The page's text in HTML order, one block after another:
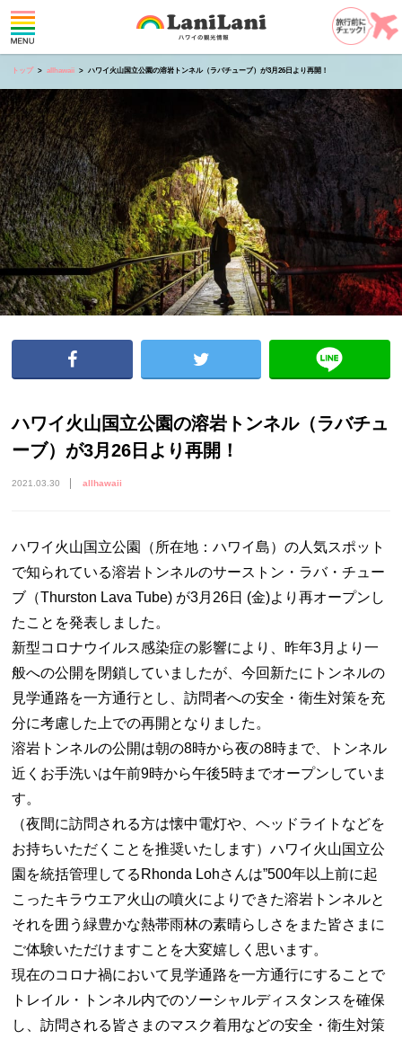
トップ allhawaii ハワイ火山国立公園の溶岩トンネル（ラバチューブ）が3月26日より再開！
ハワイ火山国立公園の溶岩トンネル（ラバチュ
ーブ）が3月26日より再開！
2021.03.30 allhawaii
ハワイ火山国立公園（所在地：ハワイ島）の人気スポット
で知られている溶岩トンネルのサーストン・ラバ・チュー
ブ（Thurston Lava Tube) が3月26日 (金)より再オープンし
たことを発表しました。
新型コロナウイルス感染症の影響により、昨年3月より一
般への公開を閉鎖していましたが、今回新たにトンネルの
見学通路を一方通行とし、訪問者への安全・衛生対策を充
分に考慮した上での再開となりました。
溶岩トンネルの公開は朝の8時から夜の8時まで、トンネル
近くお手洗いは午前9時から午後5時までオープンしていま
す。
（夜間に訪問される方は懐中電灯や、ヘッドライトなどを
お持ちいただくことを推奨いたします）ハワイ火山国立公
園を統括管理してるRhonda Lohさんは”500年以上前に起
こったキラウエア火山の噴火によりできた溶岩トンネルと
それを囲う緑豊かな熱帯雨林の素晴らしさをまた皆さまに
ご体験いただけますことを大変嬉しく思います。
現在のコロナ禍において見学通路を一方通行にすることで
トレイル・トンネル内でのソーシャルディスタンスを確保
し、訪問される皆さまのマスク着用などの安全・衛生対策